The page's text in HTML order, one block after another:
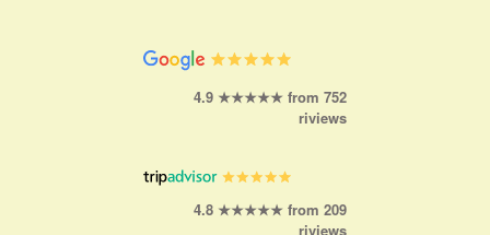
4.9 ★★★★★ from 752
riviews
4.8 ★★★★★ from 209
riviews